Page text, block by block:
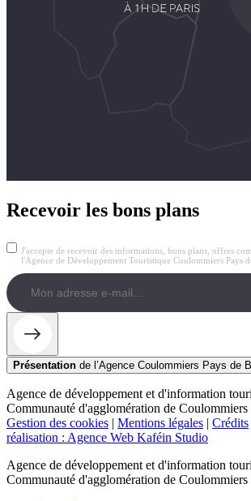
Recevoir les bons plans
J'accepte de recevoir des informations, bons plans, offres
l'Agence de Développement Touristique Coulommiers Pays
Présentation de l’Agence Coulommiers Pays de
Agence de développement et d'information
Communauté d'agglomération de Coulommiers
Gestion des cookies | Mentions légales | Crédits
réalisation : Agence Web Kaféin Studio
Agence de développement et d'information
Communauté d'agglomération de Coulommiers